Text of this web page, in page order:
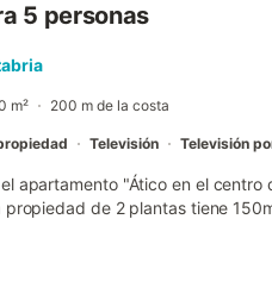
5 personas
m² 200 m de la costa
Televisión Televisión
apartamento "Ático en el
de 2 plantas tiene
de alta velocidad, un radiador,
por satélite. Se